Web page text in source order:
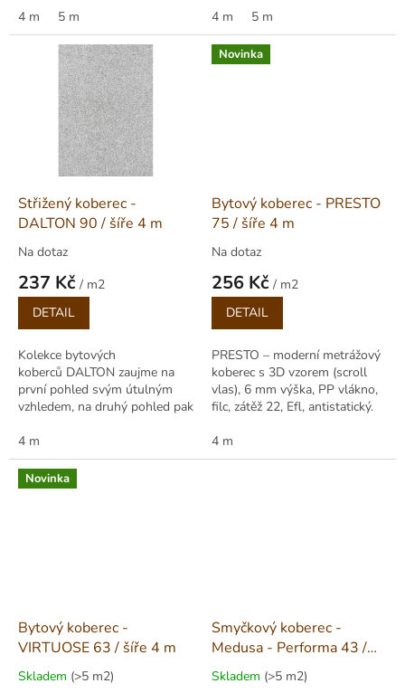
každé domácnosti.
4 m 5 m
výška: 8,00 mm
4 m 5 m
Střižený koberec -
DALTON 90 / šíře 4 m
Na dotaz
237 Kč / m2
Měrná
cena:
DETAIL
Kolekce bytových
koberců DALTON zaujme na
první pohled svým útulným
vzhledem, na druhý pohled pak
příjemný koberec...
4 m
Novinka
Bytový koberec - PRESTO
75 / šíře 4 m
Na dotaz
256 Kč / m2
Měrná
cena:
DETAIL
PRESTO – moderní metrážový
koberec s 3D vzorem (scroll
vlas), 6 mm výška, PP vlákno,
filc, zátěž 22, Efl, antistatický.
vlastnosti. Šíře 400 cm.
4 m
Novinka
Bytový koberec -
VIRTUOSE 63 / šíře 4 m
Skladem (>5 m2)
Smyčkový koberec -
Medusa - Performa 43 /
šíře 4 m
Skladem (>5 m2)